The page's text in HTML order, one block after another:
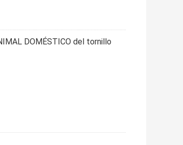
DOMÉSTICO del tornillo